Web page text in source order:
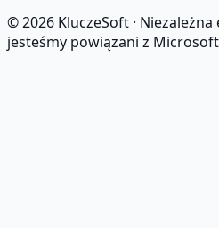
©2026 KluczeSoft ·
jesteśmy powiązani z